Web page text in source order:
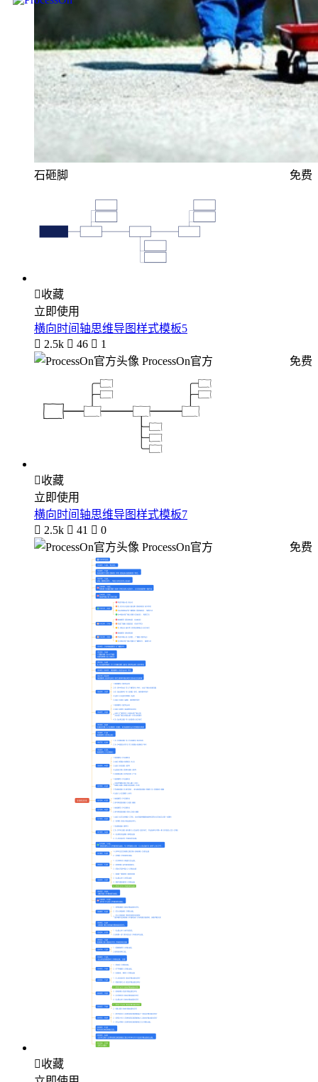
石砸脚 免费
收藏
立即使用
横向时间轴思维导图样式模板5
 2.5k  46  1
ProcessOn官方
免费
收藏
立即使用
横向时间轴思维导图样式模板7
 2.5k  41  0
ProcessOn官方
免费
收藏